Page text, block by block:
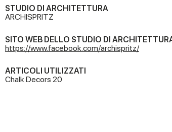
STUDIO DI ARCHITETTURA
ARCHISPRITZ
SITO WEB DELLO STUDIO DI
https://www.facebook.com/archispritz/
ARTICOLI UTILIZZATI
Chalk Decors 20